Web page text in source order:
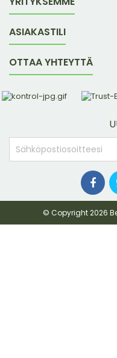
ASIAKASTILI
OTTAA YHTEYTTÄ
© Copyright 2026